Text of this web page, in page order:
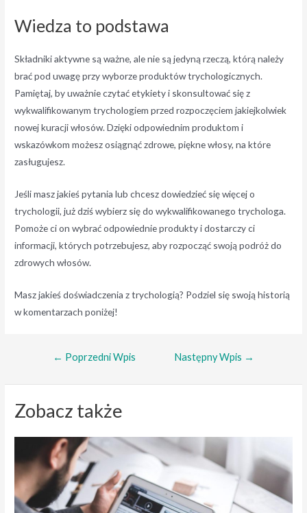
Wiedza to podstawa
Składniki aktywne są ważne, ale nie są jedyną rzeczą, którą należy
brać pod uwagę przy wyborze produktów trychologicznych.
Pamiętaj, by uważnie czytać etykiety i skonsultować się z
wykwalifikowanym trychologiem przed rozpoczęciem jakiejkolwiek
nowej kuracji włosów. Dzięki odpowiednim produktom i
wskazówkom możesz osiągnąć zdrowe, piękne włosy, na które
zasługujesz.
Jeśli masz jakieś pytania lub chcesz dowiedzieć się więcej o
trychologii, już dziś wybierz się do wykwalifikowanego trychologa.
Pomoże ci on wybrać odpowiednie produkty i dostarczy ci
informacji, których potrzebujesz, aby rozpocząć swoją podróż do
zdrowych włosów.
Masz jakieś doświadczenia z trychologią? Podziel się swoją historią
w komentarzach poniżej!
Nawigacja
← Poprzedni Wpis Następny Wpis →
Zobacz także